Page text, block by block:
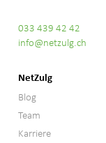
033 439 42 42
info@netzulg.ch
NetZulg
Blog
Team
Karriere